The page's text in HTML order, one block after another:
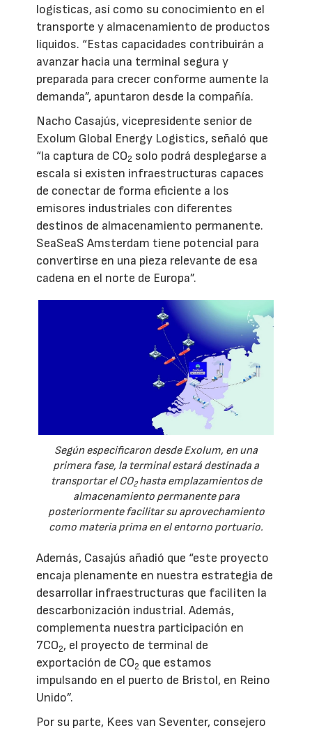
logísticas, así como su conocimiento en el
transporte y almacenamiento de productos
líquidos. “Estas capacidades contribuirán a
avanzar hacia una terminal segura y
preparada para crecer conforme aumente la
demanda”, apuntaron desde la compañía.
Nacho Casajús, vicepresidente senior de
Exolum Global Energy Logistics, señaló que
“la captura de CO2 solo podrá desplegarse a
escala si existen infraestructuras capaces
de conectar de forma eficiente a los
emisores industriales con diferentes
destinos de almacenamiento permanente.
SeaSeaS Amsterdam tiene potencial para
convertirse en una pieza relevante de esa
cadena en el norte de Europa”.
Según especificaron desde Exolum, en una
primera fase, la terminal estará destinada a
transportar el CO2hasta emplazamientos de
almacenamiento permanente para
posteriormente facilitar su aprovechamiento
como materia prima en el entorno portuario.
Además, Casajús añadió que “este proyecto
encaja plenamente en nuestra estrategia de
desarrollar infraestructuras que faciliten la
descarbonización industrial. Además,
complementa nuestra participación en
7CO2, el proyecto de terminal de
exportación de CO2 que estamos
impulsando en el puerto de Bristol, en Reino
Unido”.
Por su parte, Kees van Seventer, consejero